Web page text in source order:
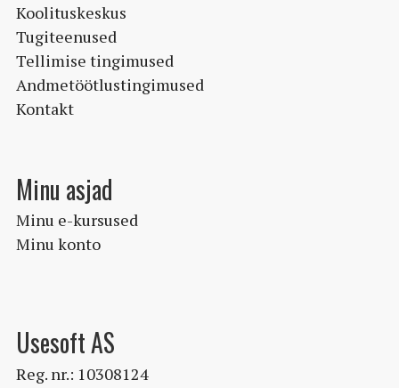
Koolituskeskus
Tugiteenused
Tellimise tingimused
Andmetöötlustingimused
Kontakt
Minu asjad
Minu e-kursused
Minu konto
Usesoft AS
Reg. nr.: 10308124